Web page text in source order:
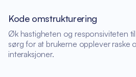
Kode omstrukturering
Øk hastigheten og responsiviteten
sørg for at brukerne opplever raske
interaksjoner.